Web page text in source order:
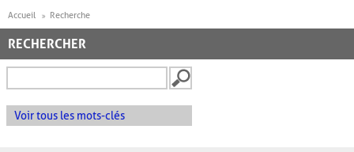
Accueil Recherche
RECHERCHER
Voir tous les mots-clés